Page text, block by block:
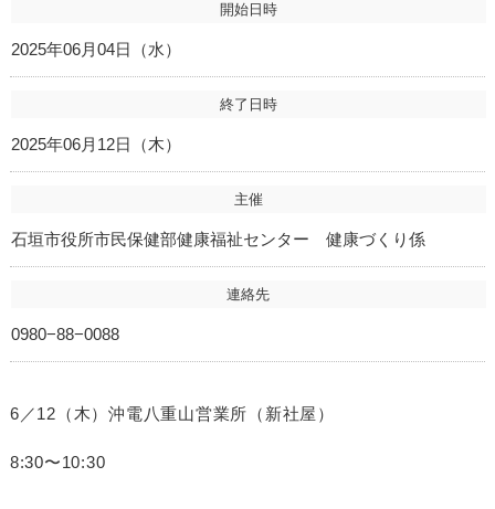
開始日時
2025年06月04日（水）
終了日時
2025年06月12日（木）
主催
石垣市役所市民保健部健康福祉センター 健康づくり係
連絡先
0980−88−0088
6／12（木）沖電八重山営業所（新社屋）
8:30〜10:30